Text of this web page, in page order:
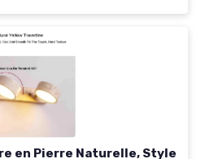
en Pierre Naturelle, Style